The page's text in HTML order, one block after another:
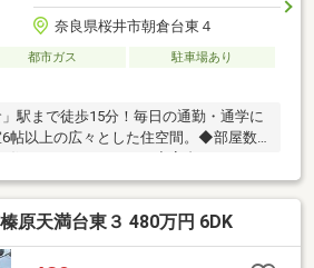
奈良県桜井市朝倉台東４
都市ガス
駐車場あり
駅まで徒歩15分！毎日の通勤・通学に
帖以上の広々とした住空間。◆部屋数
くいです。◆物入など、収納が充実し
ご希望のお客様は、近鉄不動産株式会
（たけだ）までご連絡をお願い申しあ
１２０－１３５－７４１お気軽にお問
す。
原天満台東３ 480万円 6DK